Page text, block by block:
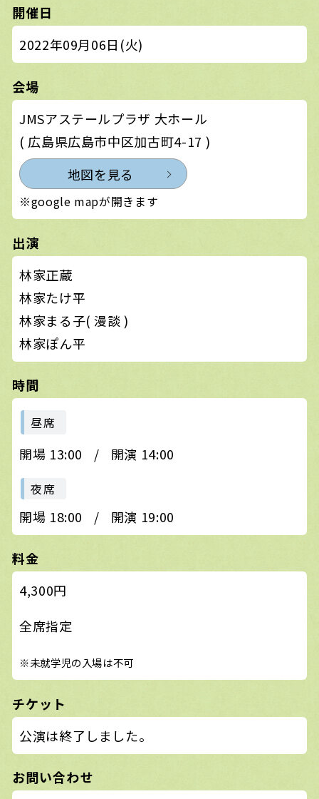
開催日
2022年09月06日(火)
会場
JMSアステールプラザ 大ホール
( 広島県広島市中区加古町4-17 )
地図を見る
※google mapが開きます
出演
林家正蔵
林家たけ平
林家まる子( 漫談 )
林家ぽん平
時間
昼席
開場 13:00 / 開演 14:00
夜席
開場 18:00 / 開演 19:00
料金
4,300円
全席指定
※未就学児の入場は不可
チケット
公演は終了しました。
お問い合わせ